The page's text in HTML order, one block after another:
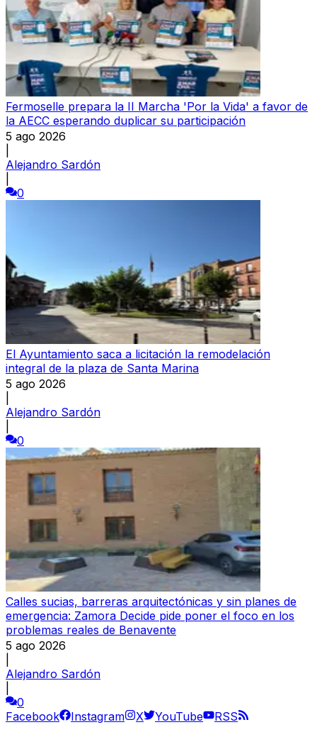
Fermoselle prepara la II Marcha 'Por la Vida' a favor de
la AECC esperando duplicar su participación
5 ago 2026
Alejandro Sardón
0
El Ayuntamiento saca a licitación la remodelación
integral de la plaza de Santa Marina
5 ago 2026
Alejandro Sardón
0
Calles sucias, barreras arquitectónicas y sin planes de
emergencia: Zamora Decide pide poner el foco en los
problemas reales de Benavente
5 ago 2026
Alejandro Sardón
0
Facebook
Instagram X YouTube
RSS